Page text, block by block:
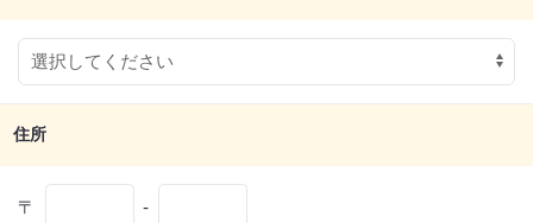
住所
〒 -